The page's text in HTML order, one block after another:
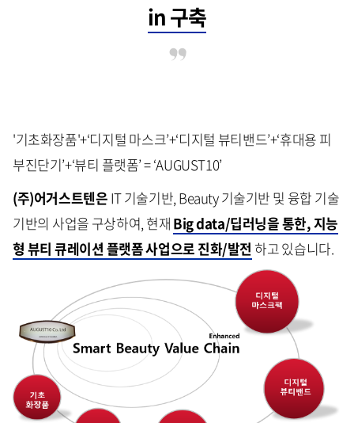
in 구축
'기초화장품'+‘디지털 마스크’+‘디지털 뷰티밴드’+‘휴대용 피
부진단기’+‘뷰티 플랫폼’ = ‘AUGUST10’
(주)어거스트텐은 IT 기술기반, Beauty 기술기반 및 융합 기술
기반의 사업을 구상하여, 현재 Big data/딥러닝을 통한, 지능
형 뷰티 큐레이션 플랫폼 사업으로 진화/발전 하고 있습니다.